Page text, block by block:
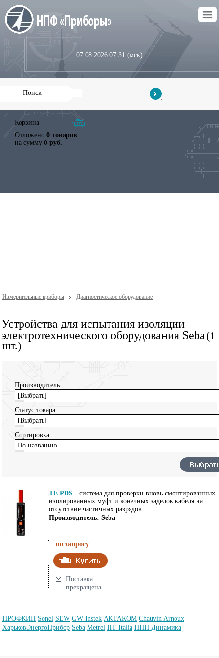
07.08.2026 07:31 (мск)
Корзина
Отложено 0 товаров
на сумму 0 руб.
Измерительные приборы Диагностическое оборудование
Устройства для испытания изоляции
электротехнического оборудования Seba (1
шт.)
Производитель
[Выбрать]
Статус товара
[Выбрать]
Сортировка
По названию
TE PDS - система для проверки вновь смонтированных
изолированных муфт и конечных заделок кабеля на
отсутствие частичных разрядов
Производитель: Seba
по запросу
Поставка
прекращена
ПРОФКИП Sonel SEW GW Instek АКТАКОМ Chauvin Arnoux
ХарьковЭнергоПрибор Seba Metrel HT Italia НПП Динамика